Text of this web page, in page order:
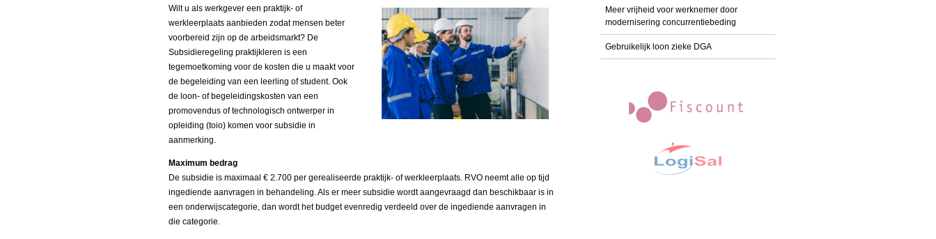
Wilt u als werkgever een praktijk- of
werkleerplaats aanbieden zodat mensen beter
voorbereid zijn op de arbeidsmarkt? De
Subsidieregeling praktijkleren is een
tegemoetkoming voor de kosten die u maakt voor
de begeleiding van een leerling of student. Ook
de loon- of begeleidingskosten van een
promovendus of technologisch ontwerper in
opleiding (toio) komen voor subsidie in
aanmerking.
Maximum bedrag
De subsidie is maximaal € 2.700 per gerealiseerde praktijk- of werkleerplaats. RVO neemt alle op tijd
ingediende aanvragen in behandeling. Als er meer subsidie wordt aangevraagd dan beschikbaar is in
een onderwijscategorie, dan wordt het budget evenredig verdeeld over de ingediende aanvragen in
die categorie.
Meer vrijheid voor werknemer door
modernisering concurrentiebeding
Gebruikelijk loon zieke DGA